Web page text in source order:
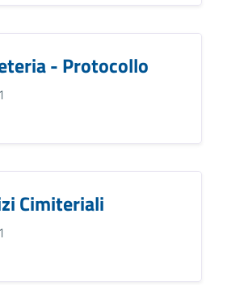
- Protocollo
Cimiteriali